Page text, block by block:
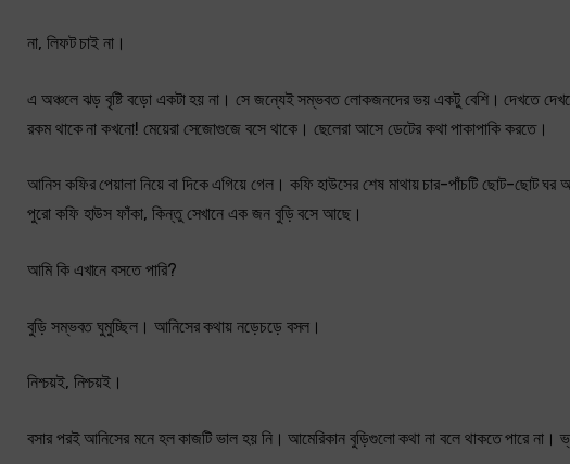
না, লিফট চাই না।
এ অঞ্চলে ঝড় বৃষ্টি বড়ো একটা হয় না। সে জন্যেই সম্ভবত লোকজনদের ভয় একটু বেশি। দেখতে
রকম থাকে না কখনো! মেয়েরা সেজোগুজে বসে থাকে। ছেলেরা আসে ডেটের কথা পাকাপাকি করতে।
আনিস কফির পেয়ালা নিয়ে বা দিকে এগিয়ে গেল। কফি হাউসের শেষ মাথায় চার-পাঁচটি ছোট-ছোট
পুরো কফি হাউস ফাঁকা, কিন্তু সেখানে এক জন বুড়ি বসে আছে।
আমি কি এখানে বসতে পারি?
বুড়ি সম্ভবত ঘুমুচ্ছিল। আনিসের কথায় নড়েচড়ে বসল।
নিশ্চয়ই, নিশ্চয়ই।
বসার পরই আনিসের মনে হল কাজটি ভাল হয় নি। আমেরিকান বুড়িগুলো কথা না বলে থাকতে পারে না।